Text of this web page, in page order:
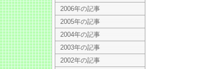
2006年の記事
2005年の記事
2004年の記事
2003年の記事
2002年の記事